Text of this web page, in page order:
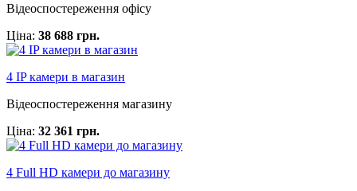
Відеоспостереження офісу
Ціна: 38 688 грн.
4 IP камери в магазин
Відеоспостереження магазину
Ціна: 32 361 грн.
4 Full HD камери до магазину